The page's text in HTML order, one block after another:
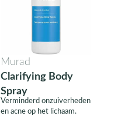
Murad
Clarifying Body
Spray
Verminderd onzuiverheden
en acne op het lichaam.